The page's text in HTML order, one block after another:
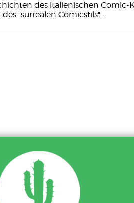
des italienischen Comic-
"surrealen Comicstils"...